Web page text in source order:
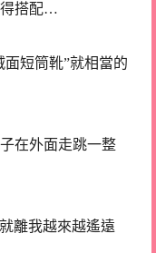
得搭配…
面短筒靴”就相當的
在外面走跳一整
離我越來越遙遠